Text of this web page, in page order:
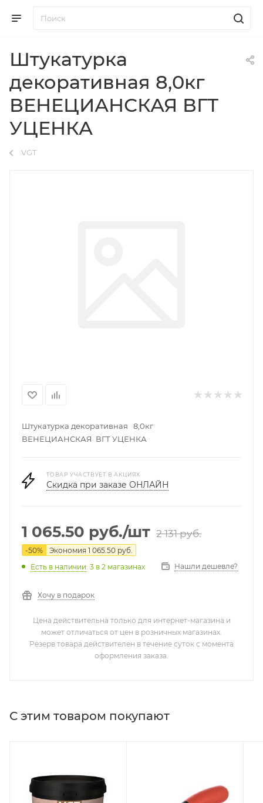
Штукатурка
декоративная 8,0кг
ВЕНЕЦИАНСКАЯ ВГТ
УЦЕНКА
VGT
Штукатурка декоративная 8,0кг
ВЕНЕЦИАНСКАЯ ВГТ УЦЕНКА
ТОВАР УЧАСТВУЕТ В АКЦИЯХ
Скидка при заказе ОНЛАЙН
1 065.50 руб./шт 2 131руб.
-50% Экономия 1 065.50 руб.
Есть в наличии: 3 в 2 магазинах Нашли дешевле?
Хочу в подарок
Цена действительна только для интернет-магазина и
может отличаться от цен в розничных магазинах.
Резерв товара действителен в течение суток с момента
оформления заказа.
С этим товаром покупают